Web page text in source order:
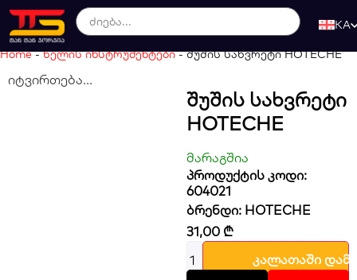
KA
Home-ხელის ინსტრუმენტები-შუშის სახვრეტი HOTECHE
იტვირთება...
Შუშის Სახვრეტი
HOTECHE
მარაგშია
პროდუქტის კოდი:
604021
ბრენდი: HOTECHE
31,00 ₾
კალათაში